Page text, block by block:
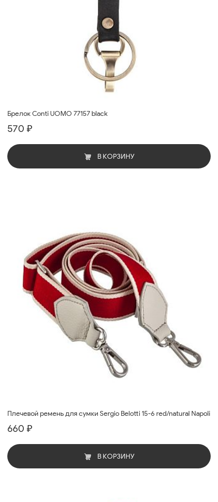
Брелок Conti UOMO 77157 black
570 ₽
В КОРЗИНУ
Плечевой ремень для сумки Sergio Belotti 15-6 red/natural Napoli
660 ₽
В КОРЗИНУ